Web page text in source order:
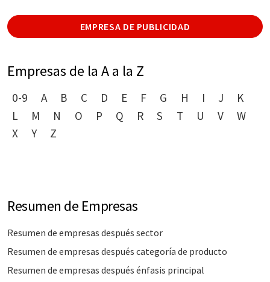
EMPRESA DE PUBLICIDAD
Empresas de la A a la Z
0-9 A B C D E F G H I J
K
L
M N O P Q R S T U V
W
X
Y Z
Resumen de Empresas
Resumen de empresas después sector
Resumen de empresas después categoría de producto
Resumen de empresas después énfasis principal